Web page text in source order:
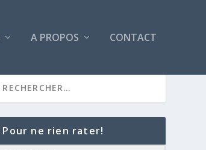
A PROPOS CONTACT
Pour ne rien rater!